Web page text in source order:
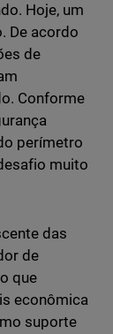
Hoje, um
De acordo
de
Conforme
perímetro
muito
das
de
que
econômica
suporte